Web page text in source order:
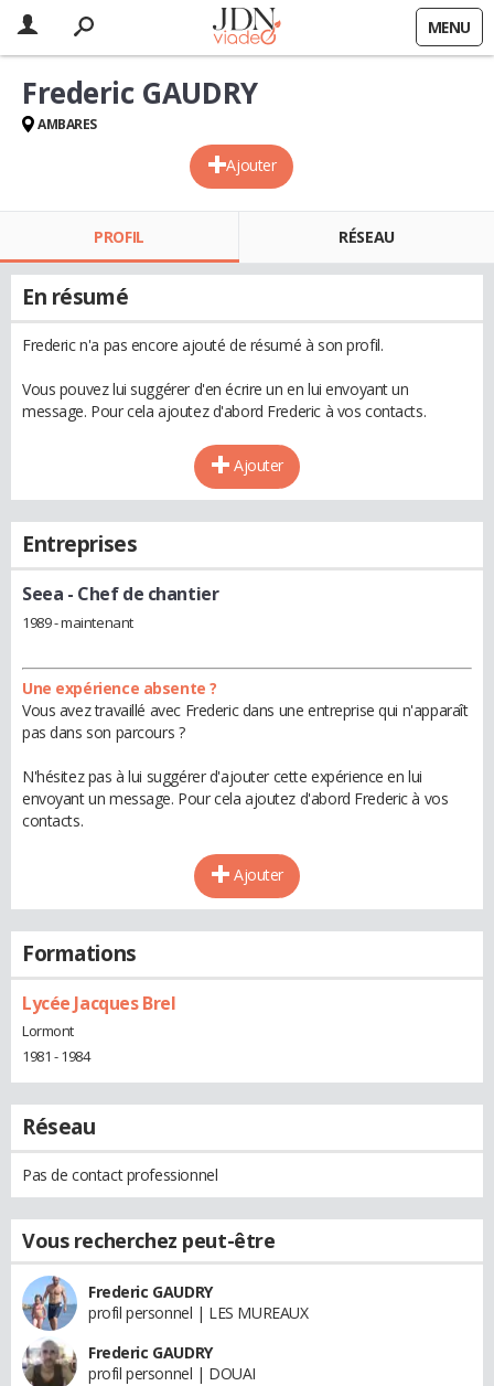
MENU
Ajouter
Frederic GAUDRY
AMBARES
PROFIL RÉSEAU
En résumé
Frederic n'a pas encore ajouté de résumé à son profil.
Vous pouvez lui suggérer d'en écrire un en lui envoyant un
message. Pour cela ajoutez d'abord Frederic à vos contacts.
Ajouter
Entreprises
Seea - Chef de chantier
1989 - maintenant
Une expérience absente ?
Vous avez travaillé avec Frederic dans une entreprise qui n'apparaît
pas dans son parcours ?
N'hésitez pas à lui suggérer d'ajouter cette expérience en lui
envoyant un message. Pour cela ajoutez d'abord Frederic à vos
contacts.
Ajouter
Formations
Lycée Jacques Brel
Lormont
1981 - 1984
Réseau
Pas de contact professionnel
Vous recherchez peut-être
Frederic GAUDRY
profil personnel | LES MUREAUX
Frederic GAUDRY
profil personnel | DOUAI